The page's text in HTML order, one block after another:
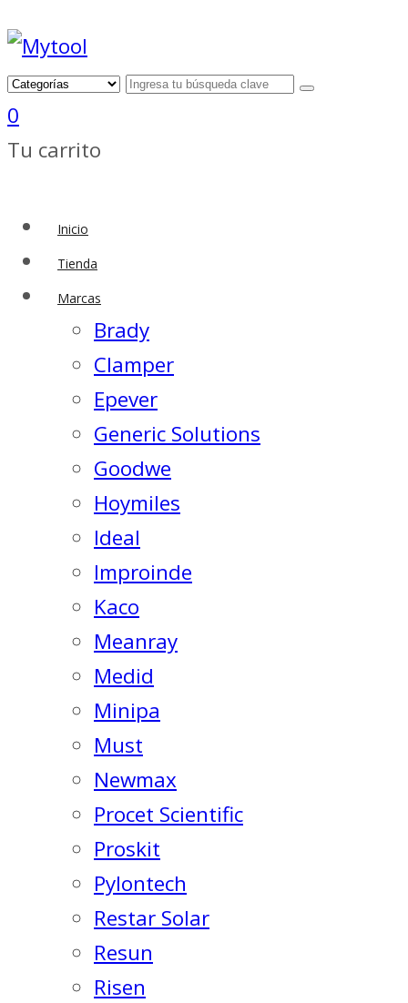
0
Tu carrito
Inicio
Tienda
Marcas
Brady
Clamper
Epever
Generic Solutions
Goodwe
Hoymiles
Ideal
Improinde
Kaco
Meanray
Medid
Minipa
Must
Newmax
Procet Scientific
Proskit
Pylontech
Restar Solar
Resun
Risen